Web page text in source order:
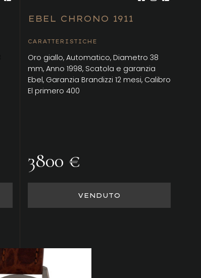
EBEL CHRONO 1911
CARATTERISTICHE
Oro giallo, Automatico, Diametro 38
mm, Anno 1998, Scatola e garanzia
Ebel, Garanzia Brandizzi 12 mesi, Calibro
El primero 400
3800 €
VENDUTO